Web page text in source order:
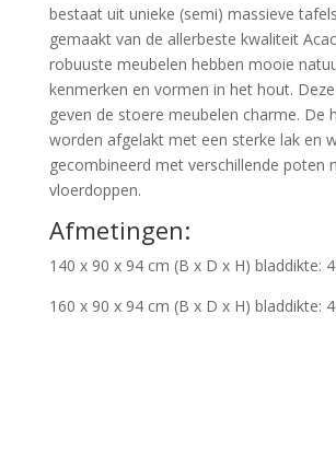
bestaat uit unieke (semi) massieve
gemaakt van de allerbeste kwaliteit
robuuste meubelen hebben mooie
kenmerken en vormen in het hout.
geven de stoere meubelen charme. De
worden afgelakt met een sterke lak en
gecombineerd met verschillende poten
vloerdoppen.
Afmetingen:
140 x 90 x 94 cm (B x D x H) bladdikte:
160 x 90 x 94 cm (B x D x H) bladdikte: